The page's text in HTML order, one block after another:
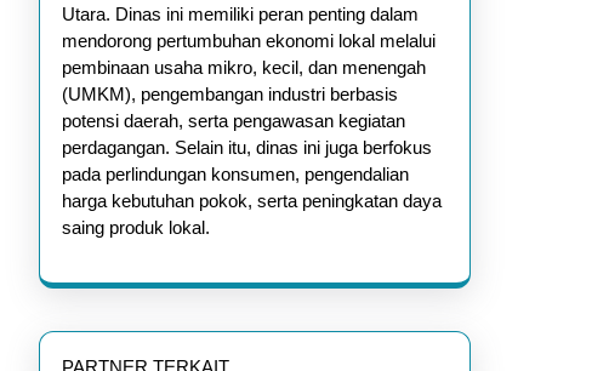
Utara. Dinas ini memiliki peran penting dalam
mendorong pertumbuhan ekonomi lokal melalui
pembinaan usaha mikro, kecil, dan menengah
(UMKM), pengembangan industri berbasis
potensi daerah, serta pengawasan kegiatan
perdagangan. Selain itu, dinas ini juga berfokus
pada perlindungan konsumen, pengendalian
harga kebutuhan pokok, serta peningkatan daya
saing produk lokal.